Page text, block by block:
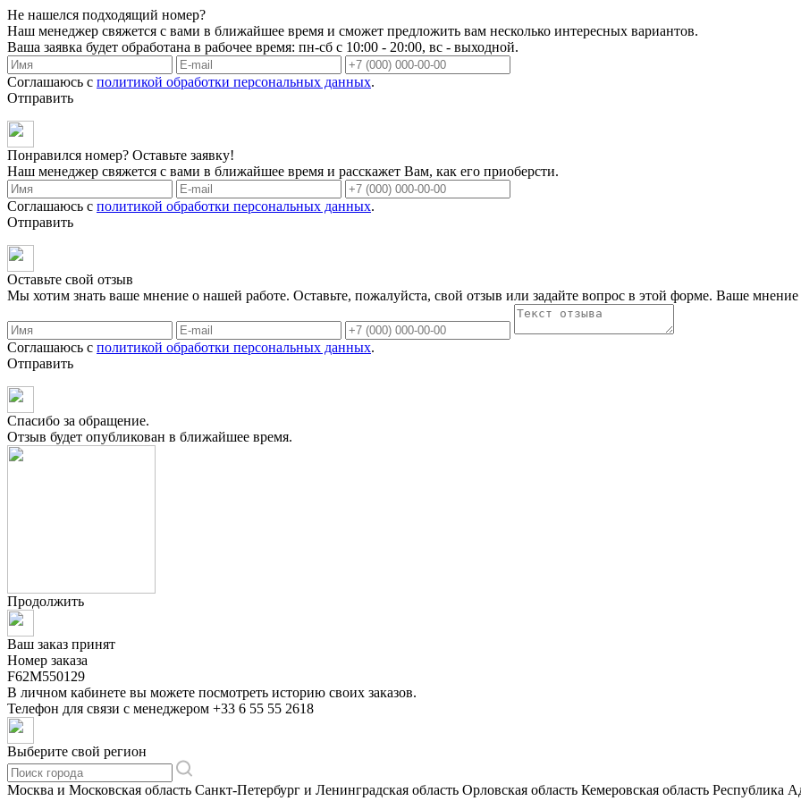
Не нашелся подходящий номер?
Наш менеджер свяжется с вами в ближайшее время и сможет предложить вам несколько интересных вариантов.
Ваша заявка будет обработана в рабочее время: пн-сб с 10:00 - 20:00, вс - выходной.
Соглашаюсь с политикой обработки персональных данных.
Отправить
Понравился номер? Оставьте заявку!
Наш менеджер свяжется с вами в ближайшее время и расскажет Вам, как его приоберсти.
Соглашаюсь с политикой обработки персональных данных.
Отправить
Оставьте свой отзыв
Мы хотим знать ваше мнение о нашей работе. Оставьте, пожалуйста, свой отзыв или задайте вопрос в этой форме. Ваше
Соглашаюсь с политикой обработки персональных данных.
Отправить
Спасибо за обращение.
Отзыв будет опубликован в ближайшее время.
Продолжить
Ваш заказ принят
Номер заказа
F62M550129
В личном кабинете вы можете посмотреть историю своих заказов.
Телефон для связи с менеджером +33 6 55 55 2618
Выберите свой регион
Москва и Московская область Санкт-Петербург и Ленинградская область Орловская область Кемеровская область Республика